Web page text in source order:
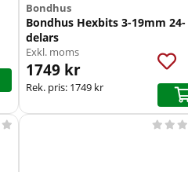
Bondhus
Bondhus Hexbits 3-19mm 24-
delars
Exkl. moms
1749 kr
Rek. pris: 1749 kr
   